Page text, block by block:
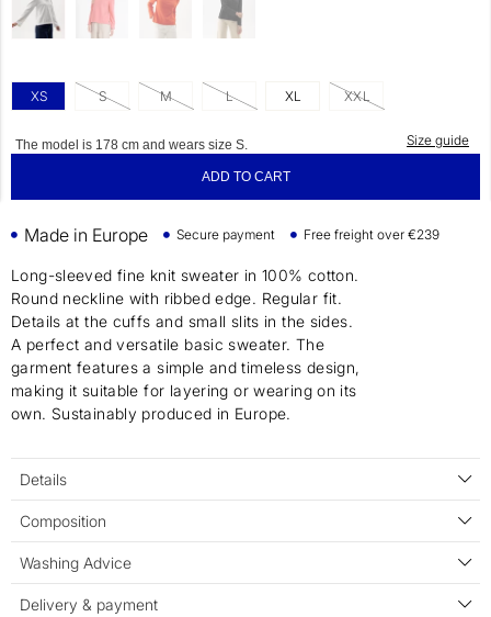
XS S M L XL XXL
Size guide
The model is 178 cm and wears size S.
ADD TO CART
Made in Europe Secure payment Free freight over €239
Long-sleeved fine knit sweater in 100% cotton.
Round neckline with ribbed edge. Regular fit.
Details at the cuffs and small slits in the sides.
A perfect and versatile basic sweater. The
garment features a simple and timeless design,
making it suitable for layering or wearing on its
own. Sustainably produced in Europe.
Details
Composition
Washing Advice
Delivery & payment